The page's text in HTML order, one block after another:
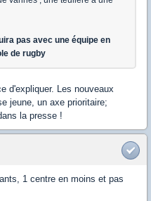
pas avec une équipe en
de rugby
d'expliquer. Les nouveaux
jeune, un axe prioritaire;
la presse !
1 centre en moins et pas